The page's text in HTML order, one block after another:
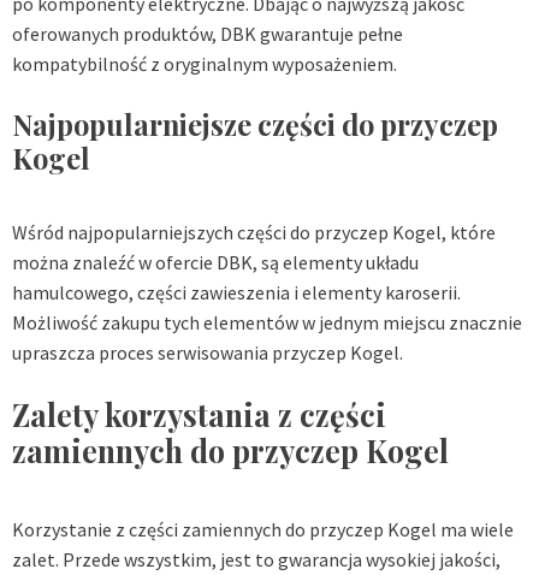
oferowanych produktów, DBK gwarantuje pełne
kompatybilność z oryginalnym wyposażeniem.
Najpopularniejsze części do przyczep
Kogel
Wśród najpopularniejszych części do przyczep Kogel, które
można znaleźć w ofercie DBK, są elementy układu
hamulcowego, części zawieszenia i elementy karoserii.
Możliwość zakupu tych elementów w jednym miejscu znacznie
upraszcza proces serwisowania przyczep Kogel.
Zalety korzystania z części
zamiennych do przyczep Kogel
Korzystanie z części zamiennych do przyczep Kogel ma wiele
zalet. Przede wszystkim, jest to gwarancja wysokiej jakości,